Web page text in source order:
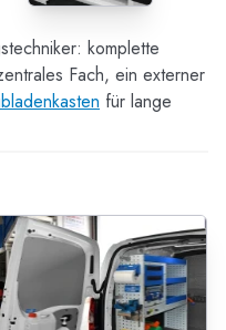
komplette
Fach, ein externer
für lange